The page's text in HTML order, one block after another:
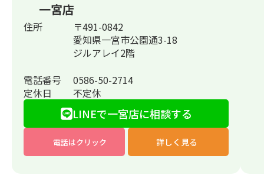
一宮店
住所
〒491-0842
愛知県一宮市公園通3-18
ジルアレイ2階
電話番号
0586-50-2714
定休日
不定休
LINEで一宮店に相談する
電話はクリック 詳しく見る